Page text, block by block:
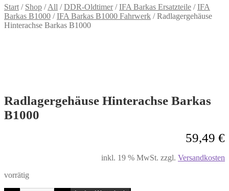
Start / Shop /All /DDR-Oldtimer/IFA Barkas Ersatzteile /IFA
Barkas B1000 /IFA Barkas B1000 Fahrwerk /Radlagergehäuse
Hinterachse Barkas B1000
Radlagergehäuse Hinterachse Barkas
B1000
59,49 €
inkl. 19 % MwSt. zzgl. Versandkosten
vorrätig